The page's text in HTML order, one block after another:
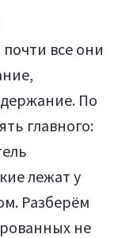
все они
По
главного:
лежат у
Разберём
не